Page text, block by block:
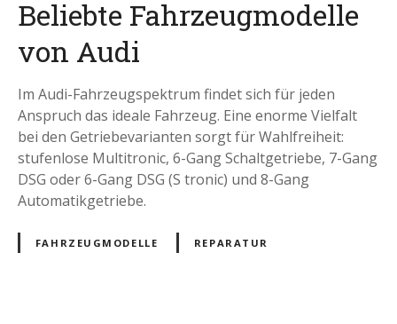
Beliebte Fahrzeugmodelle
von Audi
Im Audi-Fahrzeugspektrum findet sich für jeden
Anspruch das ideale Fahrzeug. Eine enorme Vielfalt
bei den Getriebevarianten sorgt für Wahlfreiheit:
stufenlose Multitronic, 6-Gang Schaltgetriebe, 7-Gang
DSG oder 6-Gang DSG (S tronic) und 8-Gang
Automatikgetriebe.
FAHRZEUGMODELLE REPARATUR